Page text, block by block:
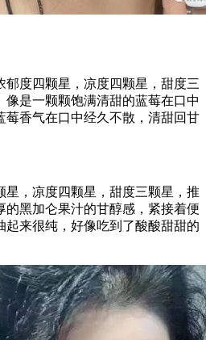
郁度四颗星，凉度四颗星，甜度三
像是一颗颗饱满清甜的蓝莓在口中
莓香气在口中经久不散，清甜回甘
星，凉度四颗星，甜度三颗星，推
的黑加仑果汁的甘醇感，紧接着便
起来很纯，好像吃到了酸酸甜甜的